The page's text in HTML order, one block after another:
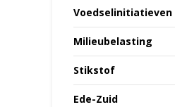
Voedselinitiatieven
Milieubelasting
Stikstof
Ede-Zuid